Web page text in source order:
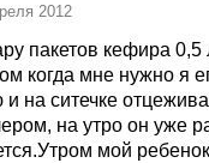
2012
пакетов кефира 0,5
когда мне нужно я
на ситечке
на утро он уже
мой